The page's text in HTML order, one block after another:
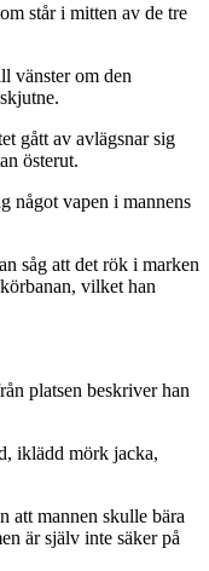
står i mitten av de tre
vänster om den
gått av avlägsnar sig
österut.
något vapen i mannens
såg att det rök i marken
vilket han
platsen beskriver han
iklädd mörk jacka,
att mannen skulle bära
är själv inte säker på